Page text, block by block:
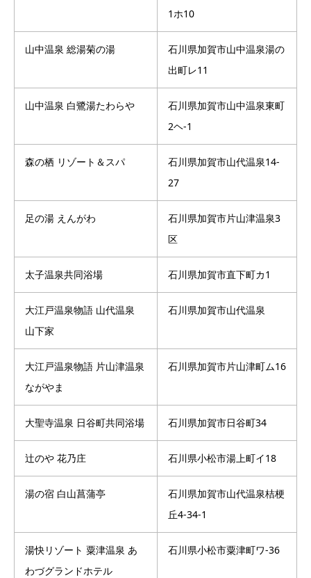
1ホ10
山中温泉 総湯菊の湯
石川県加賀市山中温泉湯の
出町レ11
山中温泉 白鷺湯たわらや
石川県加賀市山中温泉東町
2ヘ-1
森の栖 リゾート＆スパ
石川県加賀市山代温泉14-
27
足の湯 えんがわ
石川県加賀市片山津温泉3
区
太子温泉共同浴場 石川県加賀市直下町カ1
大江戸温泉物語 山代温泉
山下家
石川県加賀市山代温泉
大江戸温泉物語 片山津温泉
ながやま
石川県加賀市片山津町ム16
大聖寺温泉 日谷町共同浴場 石川県加賀市日谷町34
辻のや 花乃庄 石川県小松市湯上町イ18
湯の宿 白山菖蒲亭
石川県加賀市山代温泉桔梗
丘4-34-1
湯快リゾート 粟津温泉 あ
わづグランドホテル
石川県小松市粟津町ワ-36